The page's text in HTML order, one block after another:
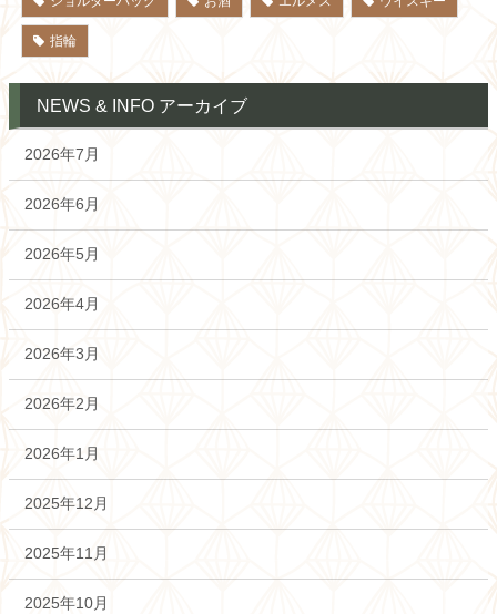
指輪
NEWS & INFO アーカイブ
2026年7月
2026年6月
2026年5月
2026年4月
2026年3月
2026年2月
2026年1月
2025年12月
2025年11月
2025年10月